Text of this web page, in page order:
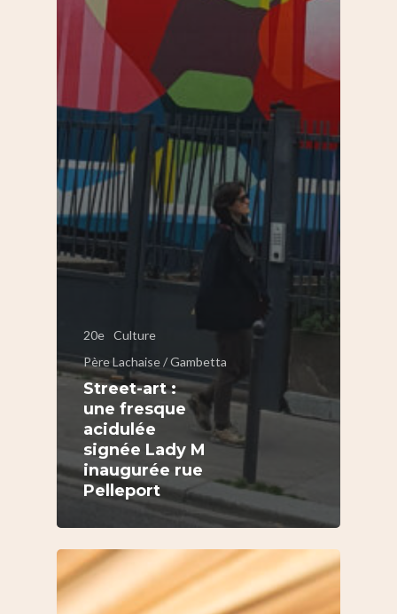
20e Culture
Père Lachaise / Gambetta
Street-art :
une fresque
acidulée
signée Lady M
inaugurée rue
Pelleport